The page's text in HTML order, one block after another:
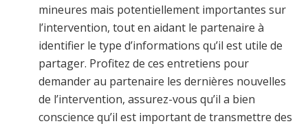
mineures mais potentiellement importantes sur
l’intervention, tout en aidant le partenaire à
identifier le type d’informations qu’il est utile de
partager. Profitez de ces entretiens pour
demander au partenaire les dernières nouvelles
de l’intervention, assurez-vous qu’il a bien
conscience qu’il est important de transmettre des